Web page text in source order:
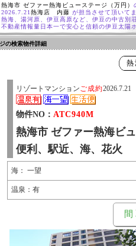
熱海市 ゼファー熱海ビューステージ（万円）
2026.7.21 熱海店 内藤 が担当させて頂いて
熱海、湯河原、伊豆高原など、伊豆の中古別
不動産情報量日本一で安心と信頼の伊豆太陽
の検索物件詳細
リゾートマンションご成約2026.7.21
物件NO： ATC940M
熱海市 ゼファー熱海ビ
便利、駅近、海、花火
海： 一望
温泉：有
間